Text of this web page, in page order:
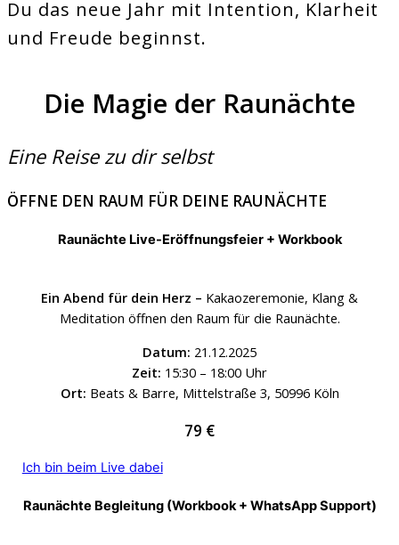
Du das neue Jahr mit Intention, Klarheit
und Freude beginnst.
Die Magie der Raunächte
Eine Reise zu dir selbst
ÖFFNE DEN RAUM FÜR DEINE RAUNÄCHTE
Raunächte Live-Eröffnungsfeier + Workbook
Ein Abend für dein Herz – Kakaozeremonie, Klang &
Meditation öffnen den Raum für die Raunächte.
Datum: 21.12.2025
Zeit: 15:30 – 18:00 Uhr
Ort: Beats & Barre, Mittelstraße 3, 50996 Köln
79 €
Ich bin beim Live dabei
Raunächte Begleitung (Workbook + WhatsApp Support)